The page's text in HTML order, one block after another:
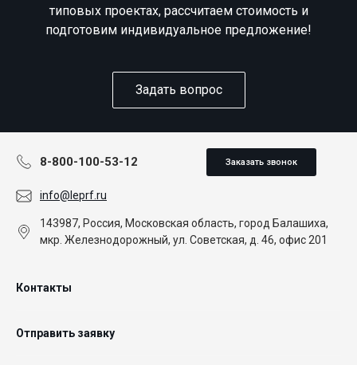
типовых проектах, рассчитаем стоимость и
подготовим индивидуальное предложение!
Задать вопрос
8-800-100-53-12 Заказать звонок
info@leprf.ru
143987, Россия, Московская область, город Балашиха,
мкр. Железнодорожный, ул. Советская, д. 46, офис 201
Контакты
Отправить заявку